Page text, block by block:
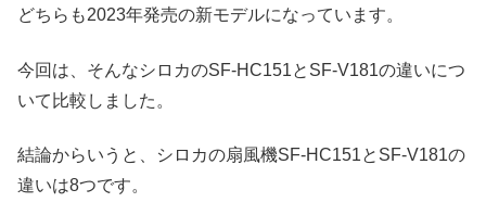
どちらも2023年発売の新モデルになっています。
今回は、そんなシロカのSF-HC151とSF-V181の違いにつ
いて比較しました。
結論からいうと、シロカの扇風機SF-HC151とSF-V181の
違いは8つです。